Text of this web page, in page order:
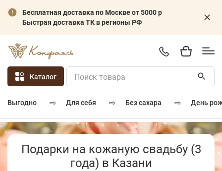
Бесплатная доставка по Москве от 5000 р
Быстрая доставка ТК в регионы РФ
Каталог
выгодно ⇨ для себя ⇨ без сахара ⇨ день
Подарки на кожаную свадьбу (3
года) в Казани